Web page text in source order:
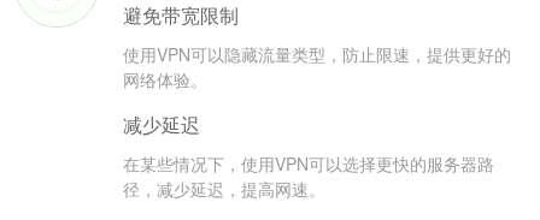
避免带宽限制
使用VPN可以隐藏流量类型，防止限速，提供更好的
网络体验。
减少延迟
在某些情况下，使用VPN可以选择更快的服务器路
径，减少延迟，提高网速。